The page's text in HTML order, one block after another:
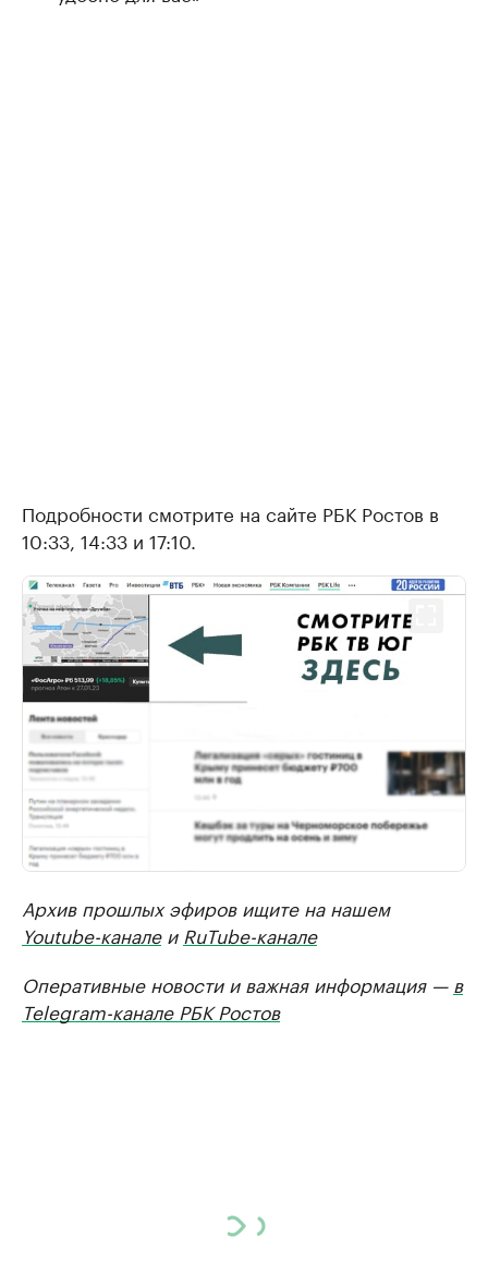
Подробности смотрите на сайте РБК Ростов в
10:33, 14:33 и 17:10.
Архив прошлых эфиров ищите на нашем
Youtube-каналеи RuTube-канале
Оперативные новости и важная информация —в
Telegram-канале РБК Ростов